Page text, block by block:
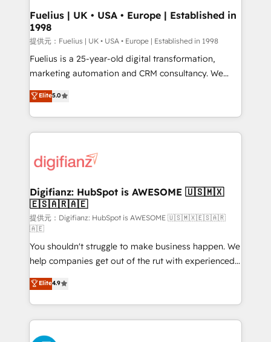
professionals.
operations A little about us: • Boutique 'Elite' team of
12 • 150+ clients across Sales Hub, Marketing Hub,
Service Hub, Data Hub and CMS • ISO/IEC
27001:2022, ISO 9001:2015, and ISO 42001:2023
certified - the AI management standard • GuardHub:
Ready for the next step? Click the 👈 '𝗖𝗼𝗻𝘁𝗮𝗰𝘁
𝗯𝘂𝘀𝗶𝗻𝗲𝘀𝘀' button to get in touch (𝘸𝘦'𝘳𝘦 𝘴𝘶𝘱𝘦𝘳
Fuelius | UK • USA • Europe | Established in
1998
提供元：Fuelius | UK • USA • Europe | Established in 1998
Fuelius is a 25-year-old digital transformation,
marketing automation and CRM consultancy. We
enable mid-market and enterprise clients to
maximise their return from digital and fuel their
growth. We modernise platforms, streamline
operations that are causing inefficiencies, improve
supercharge revenue operations Key services: • CRM
Transformation / Web Development • RevOps &
Sales Consulting • Marketing Automation What
makes us different? 🚀 Top 0.5% of global HubSpot
agencies ⚙️ The strongest technical ability and
integration capabilities 💼 Consultative, long-term
partners who will embed ourselves into your
business, processes and systems 🏢 We specialise in
working with mid-market and enterprise
organisations, global organisations and those with
complex use cases 🏆 CRM Implementation,
Platform Enablement, Custom Integration and
Elite5.0
Digifianz: HubSpot is AWESOME 🇺🇸🇲🇽
🇪🇸🇦🇷🇦🇪
提供元：Digifianz: HubSpot is AWESOME 🇺🇸🇲🇽🇪🇸🇦🇷
🇦🇪
You shouldn't struggle to make business happen. We
help companies get out of the rut with experienced,
process-oriented teams implementing HubSpot
Marketing, Sales, Service, CMS and Operations Hub,
so selling and actually engaging with your customers
feels easy and pain-free. We are a top ranked
HubSpot Elite Partner, winner of Rookie of the Year
Elite4.9